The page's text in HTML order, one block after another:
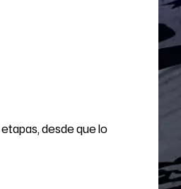
desde que lo